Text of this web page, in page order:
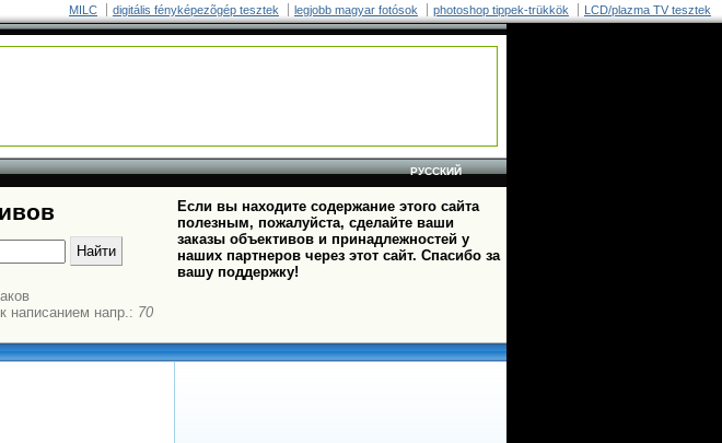
MILC digitális fényképezõgép tesztek legjobb magyar fotósok photoshop tippek-trükkök LCD/plazma TV tesztek
РУССКИЙ
написанием напр.: 70
Если вы находите содержание этого сайта
полезным, пожалуйста, сделайте ваши
заказы объективов и принадлежностей у
наших партнеров через этот сайт. Спасибо за
вашу поддержку!